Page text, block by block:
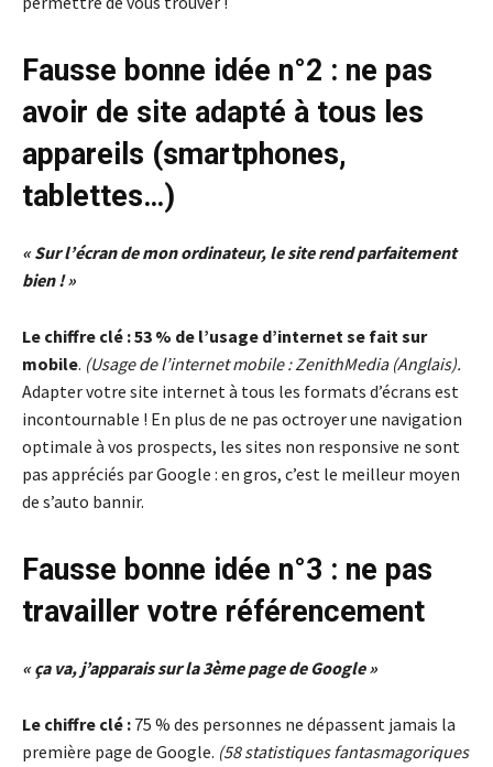
Fausse bonne idée n°2 : ne pas
avoir de site adapté à tous les
appareils (smartphones,
tablettes…)
« Sur l’écran de mon ordinateur, le site rend parfaitement
bien ! »
Le chiffre clé : 53 % de l’usage d’internet se fait sur
mobile. (Usage de l’internet mobile : ZenithMedia (Anglais).
Adapter votre site internet à tous les formats d’écrans est
incontournable ! En plus de ne pas octroyer une navigation
optimale à vos prospects, les sites non responsive ne sont
pas appréciés par Google : en gros, c’est le meilleur moyen
de s’auto bannir.
Fausse bonne idée n°3 : ne pas
travailler votre référencement
« ça va, j’apparais sur la 3ème page de Google »
Le chiffre clé : 75 % des personnes ne dépassent jamais la
première page de Google. (58 statistiques fantasmagoriques